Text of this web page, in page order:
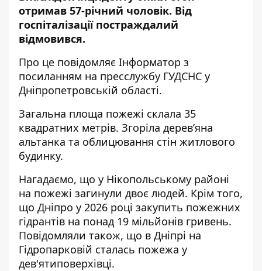
отримав 57-річний чоловік. Від
госпіталізації постраждалий
відмовився.
Про це повідомляє Інформатор з
посиланням на пресслужбу ГУДСНС у
Дніпропетровській області.
Загальна площа пожежі склала 35
квадратних метрів. Згоріла дерев’яна
альтанка та облицювання стін житлового
будинку.
Нагадаємо, що у Нікопольському районі
на пожежі загинули двоє людей. Крім того,
що Дніпро у 2026 році закупить пожежних
гідрантів на понад 19 мільйонів гривень.
Повідомляли також, що в Дніпрі на
Гідропарковій сталась пожежа у
дев'ятиповерхівці.